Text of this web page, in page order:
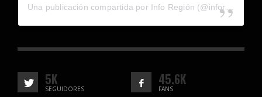
5K
SEGUIDORES
45.6K
FANS